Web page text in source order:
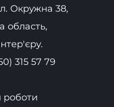
Окружна 38,
область,
315 57 79
роботи